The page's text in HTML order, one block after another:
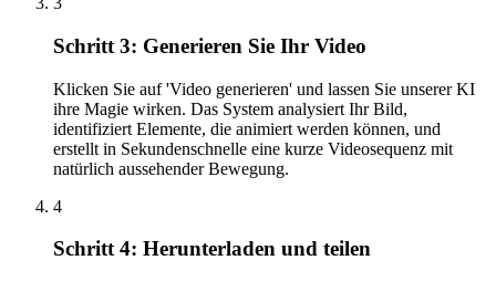
Schritt 3: Generieren Sie Ihr Video
Klicken Sie auf 'Video generieren' und lassen Sie unserer KI
ihre Magie wirken. Das System analysiert Ihr Bild,
identifiziert Elemente, die animiert werden können, und
erstellt in Sekundenschnelle eine kurze Videosequenz mit
natürlich aussehender Bewegung.
4
Schritt 4: Herunterladen und teilen